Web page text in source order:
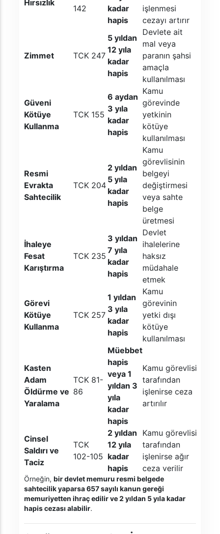
Hırsızlık
142
kadar
hapis
işlenmesi
cezayı artırır
Zimmet TCK 247
5 yıldan
12 yıla
kadar
hapis
Devlete ait
mal veya
paranın şahsi
amaçla
kullanılması
Güveni
Kötüye
Kullanma
TCK 155
6 aydan
3 yıla
kadar
hapis
Kamu
görevinde
yetkinin
kötüye
kullanılması
Resmi
Evrakta
Sahtecilik
TCK 204
2 yıldan
5 yıla
kadar
hapis
Kamu
görevlisinin
belgeyi
değiştirmesi
veya sahte
belge
üretmesi
İhaleye
Fesat
Karıştırma
TCK 235
3 yıldan
7 yıla
kadar
hapis
Devlet
ihalelerine
haksız
müdahale
etmek
Görevi
Kötüye
Kullanma
TCK 257
1 yıldan
3 yıla
kadar
hapis
Kamu
görevinin
yetki dışı
kötüye
kullanılması
Kasten
Adam
Öldürme ve
Yaralama
TCK 81-
86
Müebbet
hapis
veya 1
yıldan 3
yıla
kadar
hapis
Kamu görevlisi
tarafından
işlenirse ceza
artırılır
Cinsel
Saldırı ve
Taciz
TCK
102-105
2 yıldan
12 yıla
kadar
hapis
Kamu görevlisi
tarafından
işlenirse ağır
ceza verilir
Örneğin, bir devlet memuru resmi belgede
sahtecilik yaparsa 657 sayılı kanun gereği
memuriyetten ihraç edilir ve 2 yıldan 5 yıla kadar
hapis cezası alabilir.